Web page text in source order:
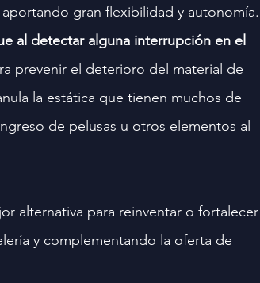
gran flexibilidad y autonomía.
al detectar alguna interrupción en el
prevenir el deterioro del material de
la estática que tienen muchos de
de pelusas u otros elementos al
alternativa para reinventar o fortalecer
y complementando la oferta de